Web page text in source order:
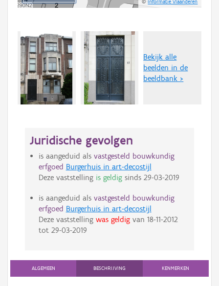
©Informatie Vlaanderen
Bekijk alle
beelden in de
beeldbank >
Juridische gevolgen
is aangeduid als vastgesteld bouwkundig
erfgoed Burgerhuis in art-decostijl
Deze vaststelling is geldigsinds 29-03-2019
is aangeduid als vastgesteld bouwkundig
erfgoed Burgerhuis in art-decostijl
Deze vaststelling was geldigvan 18-11-2012
tot 29-03-2019
ALGEMEEN BESCHRIJVING KENMERKEN